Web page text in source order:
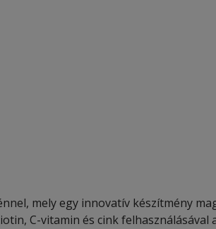
mely egy innovatív készítmény
C-vitamin és cink felhasználásával